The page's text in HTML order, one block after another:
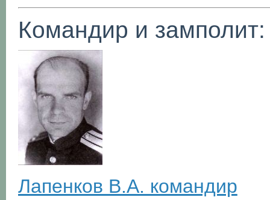
Командир и замполит:
Лапенков В.А. командир